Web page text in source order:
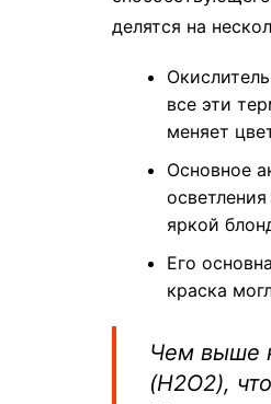
делятся на
все эти
меняет
Основное
яркой
Его
краска
Чем выше
(H2O2),